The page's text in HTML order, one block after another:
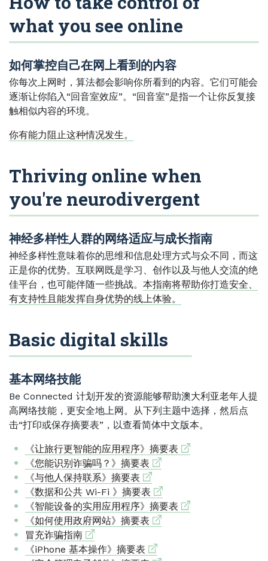
what you see online
如何掌控自己在网上看到的内容
你每次上网时，算法都会影响你所看到的内容。它们可能会
逐渐让你陷入“回音室效应”。“回音室”是指一个让你反复接
触相似内容的环境。
你有能力阻止这种情况发生。
Thriving online when
you're neurodivergent
神经多样性人群的网络适应与成长指南
神经多样性意味着你的思维和信息处理方式与众不同，而这
正是你的优势。互联网既是学习、创作以及与他人交流的绝
佳平台，也可能伴随一些挑战。 本指南将帮助你打造安全、
有支持性且能发挥自身优势的线上体验。
Basic digital skills
基本网络技能
Be Connected 计划开发的资源能够帮助澳大利亚老年人提
高网络技能，更安全地上网。从下列主题中选择，然后点
击“打印或保存摘要表”，以查看简体中文版本。
《让旅行更智能的应用程序》摘要表 External link
《您能识别诈骗吗？》摘要表 External link
《与他人保持联系》摘要表 External link
《数据和公共 Wi-Fi 》摘要表 External link
《智能设备的实用应用程序》摘要表 External link
《如何使用政府网站》摘要表 External link
冒充诈骗指南External link
《iPhone 基本操作》摘要表 External link